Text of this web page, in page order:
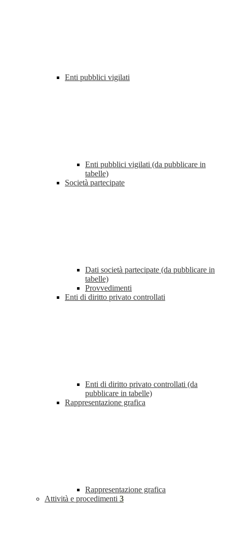
Enti pubblici vigilati
Enti pubblici vigilati (da pubblicare in
tabelle)
Società partecipate
Dati società partecipate (da pubblicare in
tabelle)
Provvedimenti
Enti di diritto privato controllati
Enti di diritto privato controllati (da
pubblicare in tabelle)
Rappresentazione grafica
Rappresentazione grafica
Attività e procedimenti 3